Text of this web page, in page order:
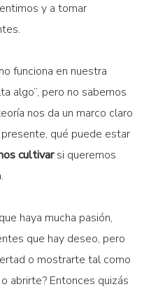
y a tomar
funciona en nuestra
algo”, pero no sabemos
nos da un marco claro
qué puede estar
cultivarsi queremos
haya mucha pasión,
que hay deseo, pero
o mostrarte tal como
abrirte? Entonces quizás